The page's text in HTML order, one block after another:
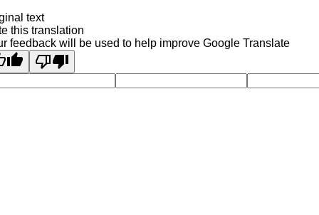
text
this translation
feedback will be used to help improve Google Translate